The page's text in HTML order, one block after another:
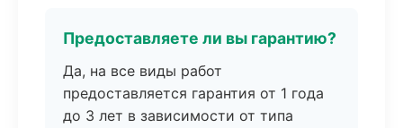
Предоставляете ли вы гарантию?
Да, на все виды работ
предоставляется гарантия от 1 года
до 3 лет в зависимости от типа